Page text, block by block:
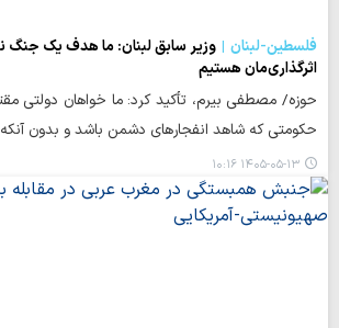
فلسطین-لبنان
وزیر سابق لبنان: ما هدف یک
اثرگذاری‌مان هستیم
حوزه/ مصطفی بیرم، تأکید کرد: ما خواهان دولتی
حکومتی که شاهد انفجارهای دشمن باشد و بدون آنکه
۱۴۰۵-۰۵-۱۳ ۱۰:۱۶